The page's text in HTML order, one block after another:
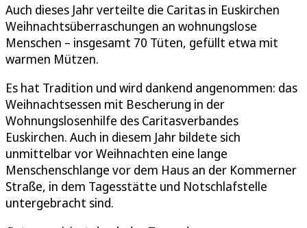
Auch dieses Jahr verteilte die Caritas in Euskirchen
Weihnachtsüberraschungen an wohnungslose
Menschen – insgesamt 70 Tüten, gefüllt etwa mit
warmen Mützen.
Es hat Tradition und wird dankend angenommen: das
Weihnachtsessen mit Bescherung in der
Wohnungslosenhilfe des Caritasverbandes
Euskirchen. Auch in diesem Jahr bildete sich
unmittelbar vor Weihnachten eine lange
Menschenschlange vor dem Haus an der Kommerner
Straße, in dem Tagesstätte und Notschlafstelle
untergebracht sind.